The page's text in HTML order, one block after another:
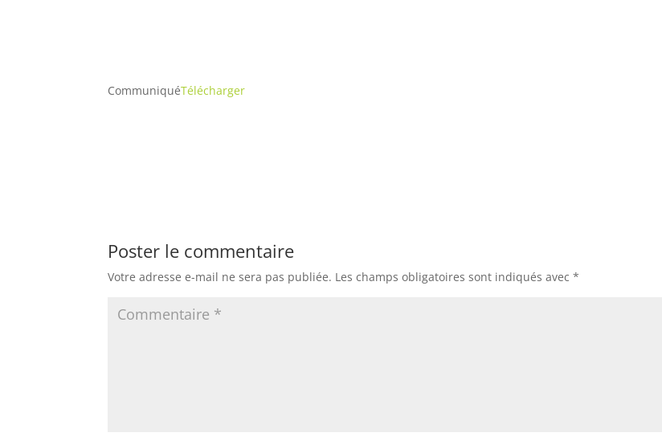
CommuniquéTélécharger
Poster le commentaire
Votre adresse e-mail ne sera pas publiée. Les champs obligatoires sont indiqués avec*